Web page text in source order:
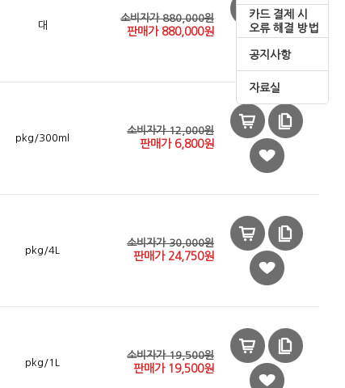
카드 결제 시
오류 해결 방법
공지사항
자료실
대
소비자가 880,000원
판매가 880,000원
pkg/300ml
소비자가 12,000원
판매가 6,800원
pkg/4L
소비자가 30,000원
판매가 24,750원
pkg/1L
소비자가 19,500원
판매가 19,500원